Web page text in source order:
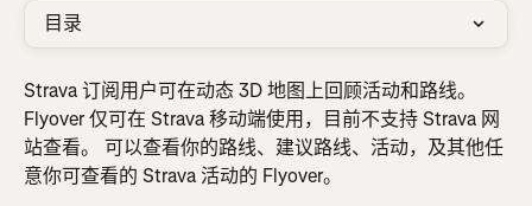
目录
Strava 订阅用户可在动态 3D 地图上回顾活动和路线。
Flyover 仅可在 Strava 移动端使用，目前不支持 Strava 网
站查看。 可以查看你的路线、建议路线、活动，及其他任
意你可查看的 Strava 活动的 Flyover。